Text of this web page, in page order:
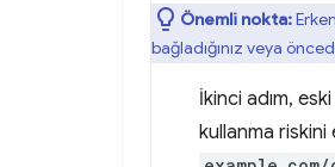
Önemli nokta:
bağladığınız veya
İkinci adım,
kullanma riskini